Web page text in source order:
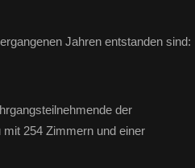
Jahren entstanden sind:
der
254 Zimmern und einer